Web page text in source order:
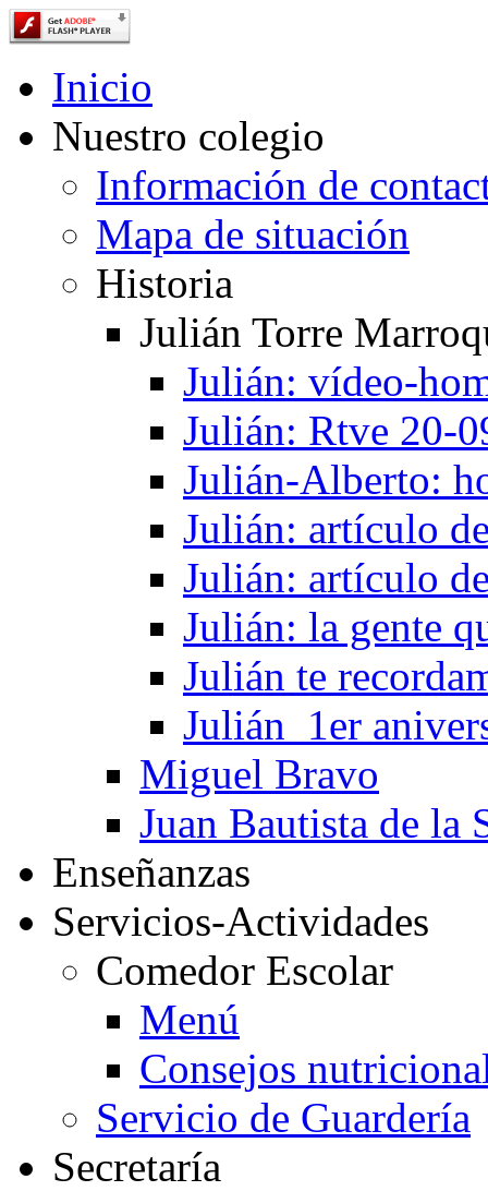
Inicio
Nuestro colegio
Información de
Mapa de situación
Historia
Julián Torre
Julián: vídeo-
Julián: Rtve 20-
Julián-Alberto:
Julián: artículo
Julián: artículo
Julián: la gente
Julián te
Julián_1er
Miguel Bravo
Juan Bautista de la
Enseñanzas
Servicios-Actividades
Comedor Escolar
Menú
Consejos
Servicio de Guardería
Secretaría